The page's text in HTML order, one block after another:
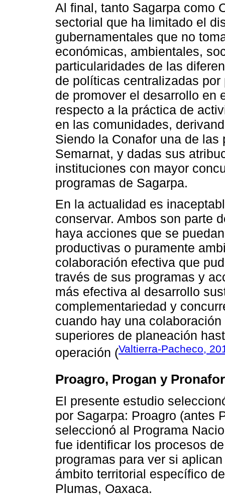
Al final, tanto Sagarpa como
sectorial que ha limitado el
gubernamentales que no
económicas, ambientales,
particularidades de las
de políticas centralizadas
de promover el desarrollo en
respecto a la práctica de
en las comunidades,
Siendo la Conafor una de
Semarnat, y dadas sus
instituciones con mayor
programas de Sagarpa.
En la actualidad es
conservar. Ambos son parte
haya acciones que se
productivas o puramente
colaboración efectiva que
través de sus programas y
más efectiva al desarrollo
complementariedad y
cuando hay una
superiores de planeación
operación (Valtierra-Pacheco,
Proagro, Progan y Pronafor
El presente estudio
por Sagarpa: Proagro (antes
seleccionó al Programa
fue identificar los procesos
programas para ver si
ámbito territorial específico
Plumas, Oaxaca.